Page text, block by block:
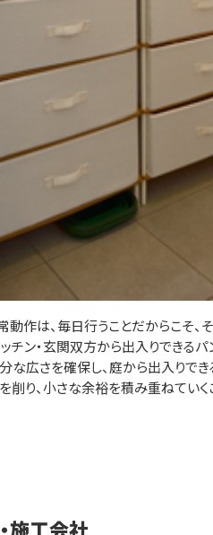
作は、毎日行うことだからこそ、
チン・玄関双方から出入りできるパ
な広さを確保し、庭から出入りで
り、小さな余裕を積み重ねていく
施工会社